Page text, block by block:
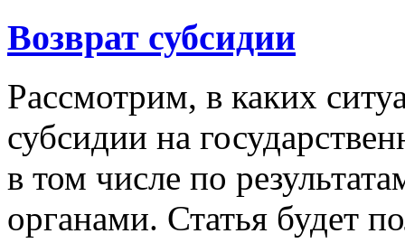
Возврат субсидии
Рассмотрим, в каких
субсидии на
в том числе по
органами. Статья будет